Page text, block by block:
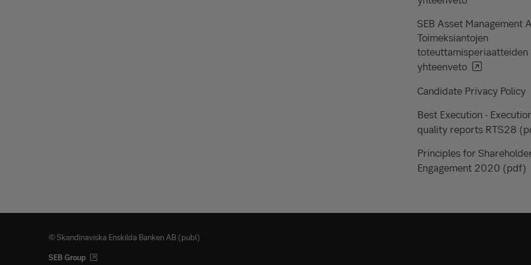
SEB Asset Management
Toimeksiantojen
toteuttamisperiaatteiden
yhteenveto
Candidate Privacy Policy
Best Execution -
quality reports RTS28
Principles for
Engagement 2020 (pdf)
© Skandinaviska Enskilda Banken AB (publ)
SEB Group